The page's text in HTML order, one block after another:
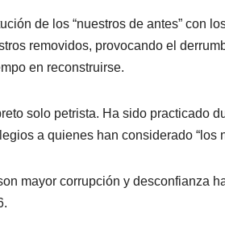
de los “nuestros de antes” con
removidos, provocando el
en reconstruirse.
solo petrista. Ha sido practicado
a quienes han considerado “los
mayor corrupción y desconfianza